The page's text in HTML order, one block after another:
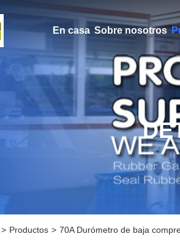
En casa Sobre nosotros
> Productos > 70A Durómetro de baja